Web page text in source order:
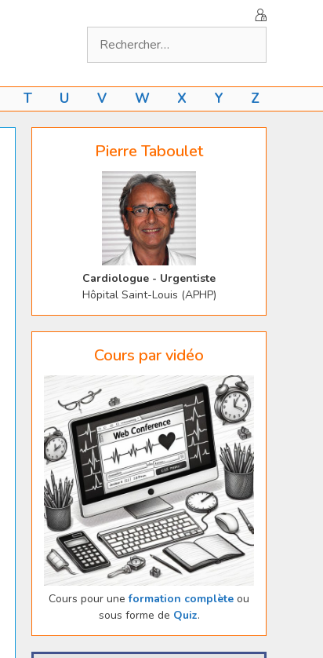
T U V W X Y Z
Pierre Taboulet
Cardiologue - Urgentiste
Hôpital Saint-Louis (APHP)
Cours par vidéo
Cours pour uneformation complète ou
sous forme de Quiz.